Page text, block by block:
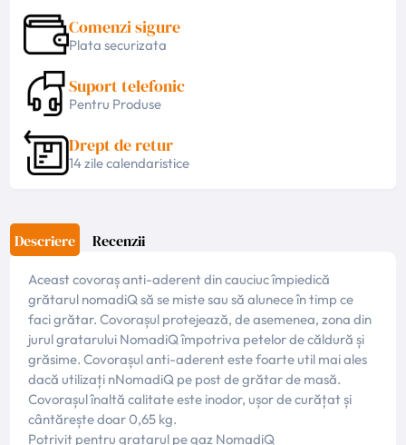
Comenzi sigure
Plata securizata
Suport telefonic
Pentru Produse
Drept de retur
14 zile calendaristice
Descriere Recenzii
Aceast covoraș anti-aderent din cauciuc împiedică
grătarul nomadiQ să se miste sau să alunece în timp ce
faci grătar. Covorașul protejează, de asemenea, zona din
jurul gratarului NomadiQ împotriva petelor de căldură și
grăsime. Covorașul anti-aderent este foarte util mai ales
dacă utilizați nNomadiQ pe post de grătar de masă.
Covorașul înaltă calitate este inodor, ușor de curățat și
cântărește doar 0,65 kg.
Potrivit pentru gratarul pe gaz NomadiQ